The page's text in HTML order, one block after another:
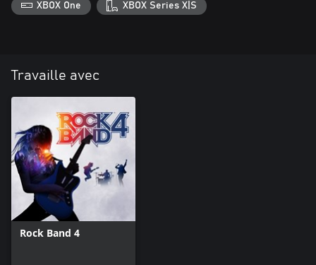
XBOX One XBOX Series X|S
Travaille avec
Rock Band 4